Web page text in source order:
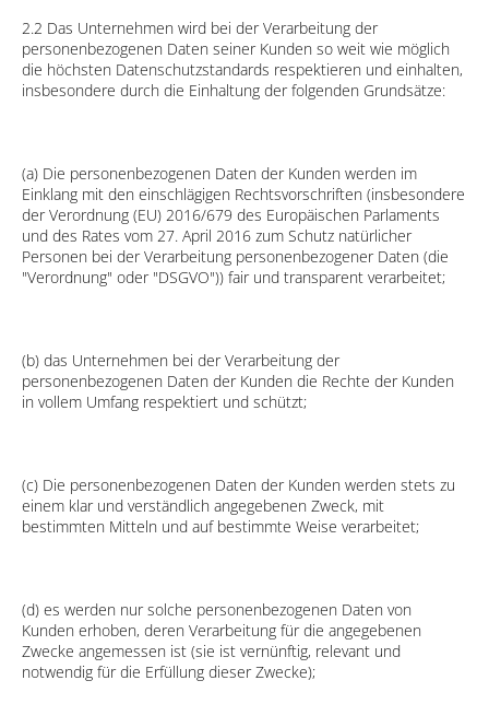
2.2 Das Unternehmen wird bei der Verarbeitung der
personenbezogenen Daten seiner Kunden so weit wie möglich
die höchsten Datenschutzstandards respektieren und einhalten,
insbesondere durch die Einhaltung der folgenden Grundsätze:
(a) Die personenbezogenen Daten der Kunden werden im
Einklang mit den einschlägigen Rechtsvorschriften (insbesondere
der Verordnung (EU) 2016/679 des Europäischen Parlaments
und des Rates vom 27. April 2016 zum Schutz natürlicher
Personen bei der Verarbeitung personenbezogener Daten (die
"Verordnung" oder "DSGVO")) fair und transparent verarbeitet;
(b) das Unternehmen bei der Verarbeitung der
personenbezogenen Daten der Kunden die Rechte der Kunden
in vollem Umfang respektiert und schützt;
(c) Die personenbezogenen Daten der Kunden werden stets zu
einem klar und verständlich angegebenen Zweck, mit
bestimmten Mitteln und auf bestimmte Weise verarbeitet;
(d) es werden nur solche personenbezogenen Daten von
Kunden erhoben, deren Verarbeitung für die angegebenen
Zwecke angemessen ist (sie ist vernünftig, relevant und
notwendig für die Erfüllung dieser Zwecke);